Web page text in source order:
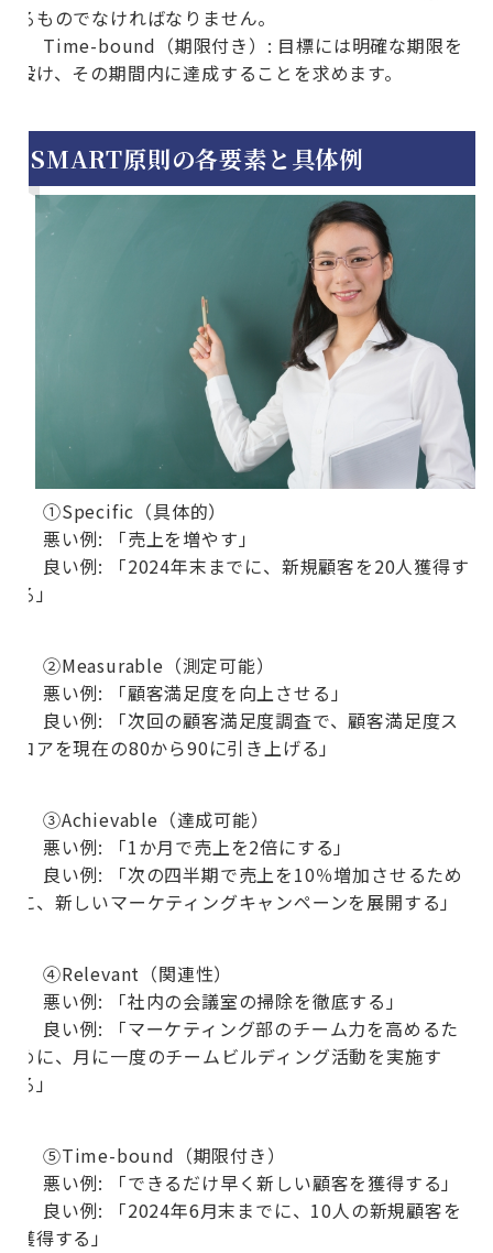
るものでなければなりません。
Time-bound（期限付き）: 目標には明確な期限を
設け、その期間内に達成することを求めます。
SMART原則の各要素と具体例
①Specific（具体的）
悪い例: 「売上を増やす」
良い例: 「2024年末までに、新規顧客を20人獲得す
る」
②Measurable（測定可能）
悪い例: 「顧客満足度を向上させる」
良い例: 「次回の顧客満足度調査で、顧客満足度ス
コアを現在の80から90に引き上げる」
③Achievable（達成可能）
悪い例: 「1か月で売上を2倍にする」
良い例: 「次の四半期で売上を10％増加させるため
に、新しいマーケティングキャンペーンを展開する」
④Relevant（関連性）
悪い例: 「社内の会議室の掃除を徹底する」
良い例: 「マーケティング部のチーム力を高めるた
めに、月に一度のチームビルディング活動を実施す
る」
⑤Time-bound（期限付き）
悪い例: 「できるだけ早く新しい顧客を獲得する」
良い例: 「2024年6月末までに、10人の新規顧客を
獲得する」